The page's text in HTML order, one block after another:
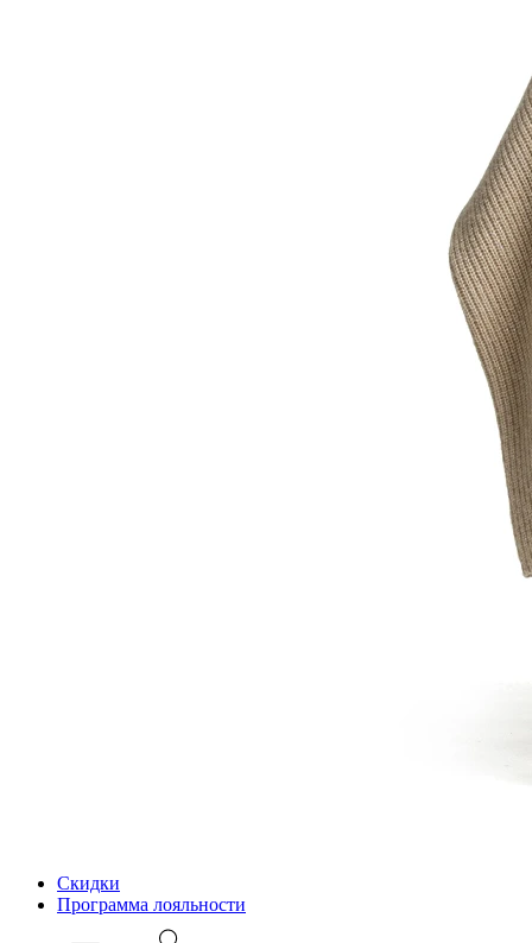
Скидки
Программа лояльности